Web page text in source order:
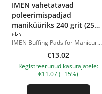
IMEN vahetatavad
poleerimispadjad
maniküüriks 240 grit (25
tk)
IMEN Buffing Pads for Manicure 240 grit on ühekordsed isekleepuvad poleerimispadjad, mis on mõeldud kasutamiseks IMEN korduvkasutatava plastikust alusega. Pehme polsterdatud pind võimaldab küüsi ja nahka delikaatselt ning kontrollitult töödelda. Karedus 240 grit sobib naturaalse küüneplaadi õrnaks matistamiseks ja silumiseks, viimistlemiseks, väikeste ebatasasuste eemaldamiseks, küünte ettevalmistamiseks katte pealekandmiseks ning naha delikaatseks töötlemiseks viilmaniküüris. Liimikiht kinnitab poleerimispadja protseduuri ajal kindlalt alusele. Pärast kasutamist saab vahetatava padja hõlpsalt eemaldada ja ära visata, mis võimaldab kasutada iga kliendi jaoks uut abrasiivi ning järgida professionaalseid hügieeninõudeid. Eelised karedus 240 grit; pehme polsterdatud pind; sobib naturaalsete küünte delikaatseks töötlemiseks; kasutatav maniküüris ja viilmaniküüris; sobib küüneplaadi matistamiseks ja lõplikuks silumiseks; isekleepuv tagakülg; kindel fikseerimine töö ajal; ühekordseks kasutamiseks; sobib professionaalseks tööks; võimaldab kasutada iga kliendi jaoks uut poleerimispatja. Pakendis: 25 tk. IMEN plastikust alus müüakse eraldi. Tootepildid on illustratiivsed. Küsimuste korral ootame alati Sinu meili nanatallinn@gmail.com
€13.02
Registreerunud kasutajatele:
€11.07 (−15%)